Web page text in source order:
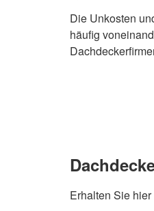
Die Unkosten
häufig
Erhalten Sie